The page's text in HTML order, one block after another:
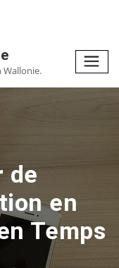
de
en
Temps